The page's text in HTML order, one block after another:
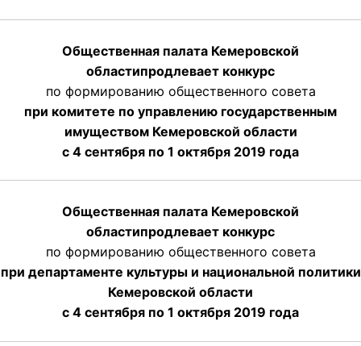
Общественная палата Кемеровской
областипродлевает конкурс
по формированию общественного совета
при комитете по управлению государственным
имуществом Кемеровской области
с 4 сентября по 1 октября 2019 года
Общественная палата Кемеровской
областипродлевает конкурс
по формированию общественного совета
при департаменте культуры и национальной политики
Кемеровской области
с 4 сентября по 1 октября 2019 года